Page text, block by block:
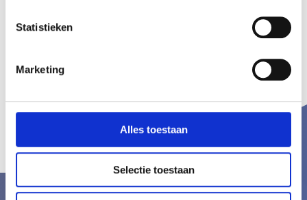
Statistieken
Marketing
Alles toestaan
Selectie toestaan
alleen om contact met je op te nemen. De ingevulde
.